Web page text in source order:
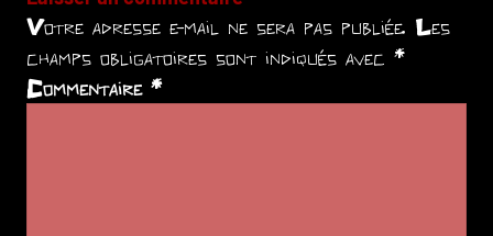
Votre adresse e-mail ne sera pas publiée. Les
champs obligatoires sont indiqués avec *
Commentaire *